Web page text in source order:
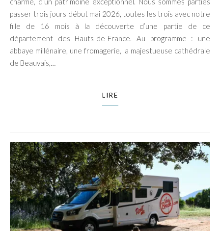
passer trois jours début mai 2026, toutes les trois avec notre
fille de 16 mois à la découverte d’une partie de ce
département des Hauts-de-France. Au programme : une
abbaye millénaire, une fromagerie, la majestueuse cathédrale
de Beauvais,…
LIRE